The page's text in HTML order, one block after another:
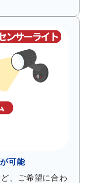
可能
、ご希望に合わ